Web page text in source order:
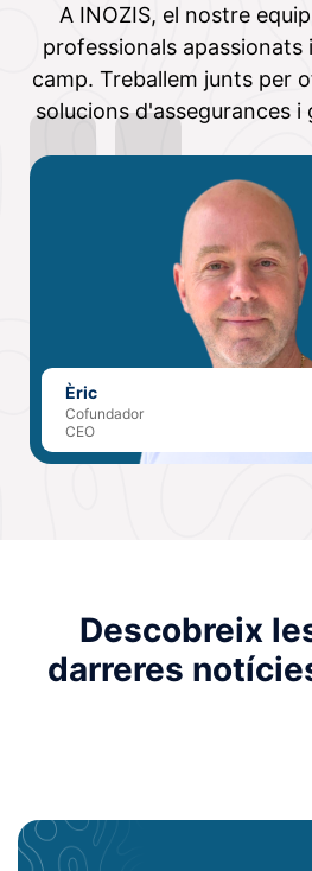
A INOZIS, el nostre
professionals apassionats
camp. Treballem junts per
solucions d'assegurances i
Èric
Cofundador
CEO
Descobreix
darreres